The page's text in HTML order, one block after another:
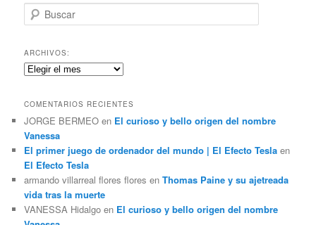
u
c
a
r
ARCHIVOS:
Archivos:
COMENTARIOS RECIENTES
JORGE BERMEO en El curioso y bello origen del nombre
Vanessa
El primer juego de ordenador del mundo | El Efecto Tesla en
El Efecto Tesla
armando villarreal flores flores enThomas Paine y su ajetreada
vida tras la muerte
VANESSA Hidalgo en El curioso y bello origen del nombre